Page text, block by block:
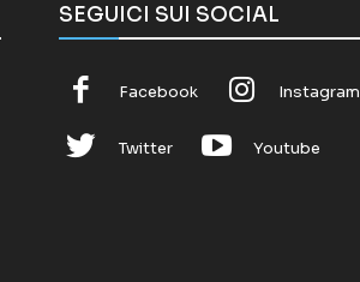
SEGUICI SUI SOCIAL
Facebook Instagram
Twitter Youtube